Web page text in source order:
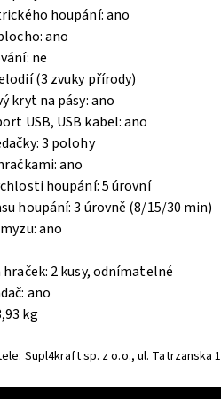
houpání: ano
ano
ne
(3 zvuky přírody)
kryt na pásy: ano
USB, USB kabel: ano
3 polohy
ano
houpání: 5 úrovní
houpání: 3 úrovně (8/15/30 min)
ano
2 kusy, odnímatelné
ano
kg
Supl4kraft sp. z o.o., ul.